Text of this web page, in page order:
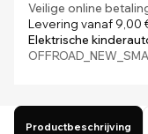
Veilige online
Levering vanaf 9,00
Elektrische
Productbeschrijving